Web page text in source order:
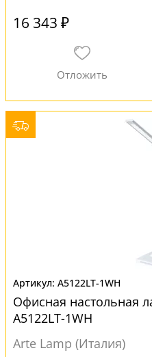
16 343 ₽
A5122LT-1WH
Офисная настольная
A5122LT-1WH
Arte Lamp (Италия)